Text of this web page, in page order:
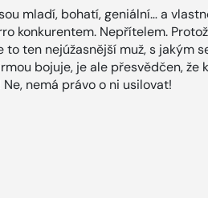
mladí, bohatí, geniální… a
konkurentem. Nepřítelem.
to ten nejúžasnější muž, s jakým
bojuje, je ale přesvědčen, že
nemá právo o ni usilovat!